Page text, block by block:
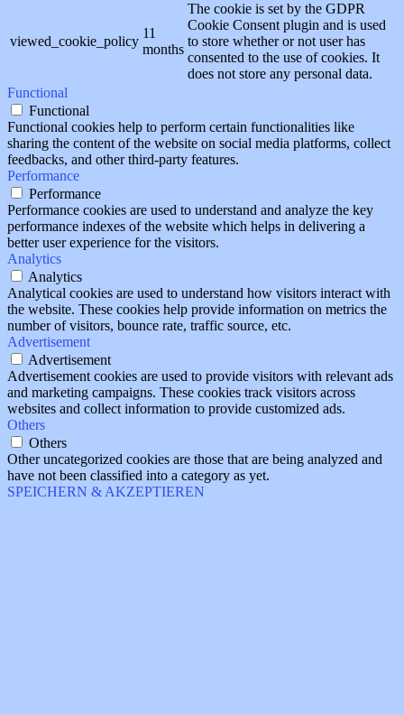
viewed_cookie_policy
11
months
The cookie is set by the GDPR
Cookie Consent plugin and is used
to store whether or not user has
consented to the use of cookies. It
does not store any personal data.
Functional
Functional
Functional cookies help to perform certain functionalities like
sharing the content of the website on social media platforms, collect
feedbacks, and other third-party features.
Performance
Performance
Performance cookies are used to understand and analyze the key
performance indexes of the website which helps in delivering a
better user experience for the visitors.
Analytics
Analytics
Analytical cookies are used to understand how visitors interact with
the website. These cookies help provide information on metrics the
number of visitors, bounce rate, traffic source, etc.
Advertisement
Advertisement
Advertisement cookies are used to provide visitors with relevant ads
and marketing campaigns. These cookies track visitors across
websites and collect information to provide customized ads.
Others
Others
Other uncategorized cookies are those that are being analyzed and
have not been classified into a category as yet.
SPEICHERN & AKZEPTIEREN